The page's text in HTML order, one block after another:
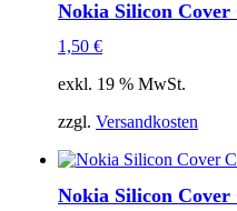
Nokia Silicon
1,50 €
exkl. 19 % MwSt.
zzgl. Versandkosten
Nokia Silicon Cover